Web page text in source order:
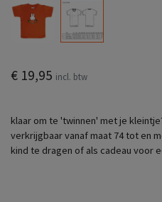
€ 19,95 incl. btw
klaar om te 'twinnen' met je
verkrijgbaar vanaf maat 74 tot en
kind te dragen of als cadeau voor